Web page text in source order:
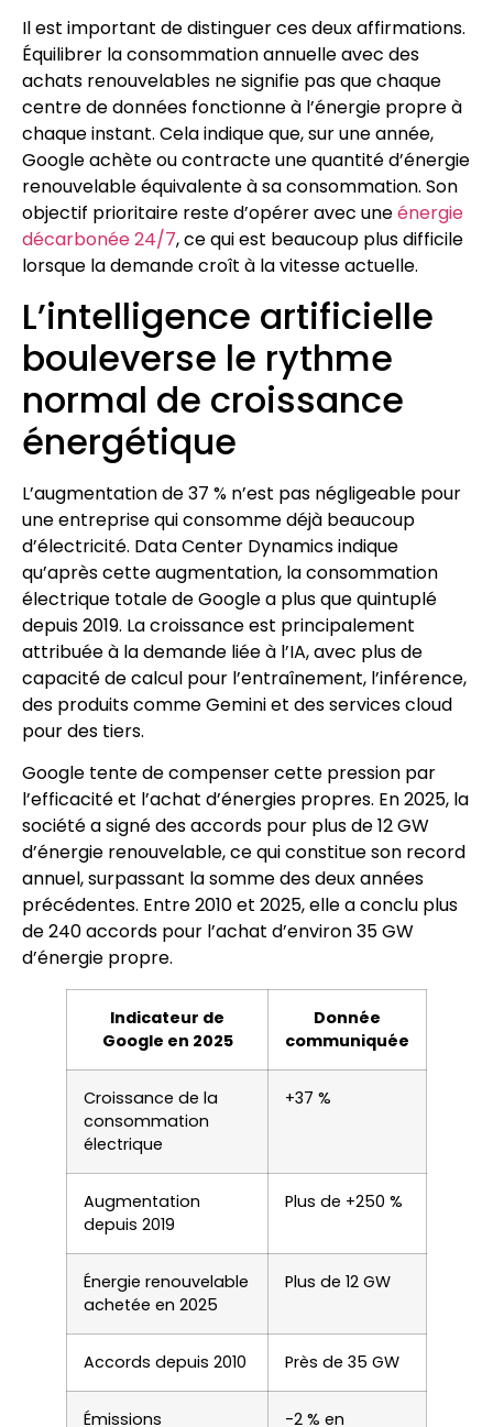
Il est important de distinguer ces deux affirmations.
Équilibrer la consommation annuelle avec des
achats renouvelables ne signifie pas que chaque
centre de données fonctionne à l’énergie propre à
chaque instant. Cela indique que, sur une année,
Google achète ou contracte une quantité d’énergie
renouvelable équivalente à sa consommation. Son
objectif prioritaire reste d’opérer avec uneénergie
décarbonée 24/7, ce qui est beaucoup plus difficile
lorsque la demande croît à la vitesse actuelle.
L’intelligence artificielle
bouleverse le rythme
normal de croissance
énergétique
L’augmentation de 37 % n’est pas négligeable pour
une entreprise qui consomme déjà beaucoup
d’électricité. Data Center Dynamics indique
qu’après cette augmentation, la consommation
électrique totale de Google a plus que quintuplé
depuis 2019. La croissance est principalement
attribuée à la demande liée à l’IA, avec plus de
capacité de calcul pour l’entraînement, l’inférence,
des produits comme Gemini et des services cloud
pour des tiers.
Google tente de compenser cette pression par
l’efficacité et l’achat d’énergies propres. En 2025, la
société a signé des accords pour plus de 12 GW
d’énergie renouvelable, ce qui constitue son record
annuel, surpassant la somme des deux années
précédentes. Entre 2010 et 2025, elle a conclu plus
de 240 accords pour l’achat d’environ 35 GW
d’énergie propre.
Indicateur de
Google en 2025
Donnée
communiquée
Croissance de la
consommation
électrique
+37 %
Augmentation
depuis 2019
Plus de +250 %
Énergie renouvelable
achetée en 2025
Plus de 12 GW
Accords depuis 2010 Près de 35 GW
Émissions
-2 % en